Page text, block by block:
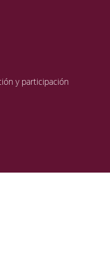
y participación